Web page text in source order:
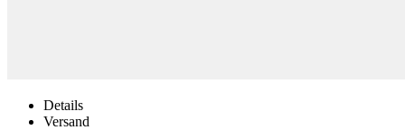
Details
Versand